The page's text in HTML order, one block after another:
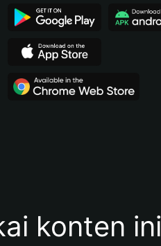
konten ini